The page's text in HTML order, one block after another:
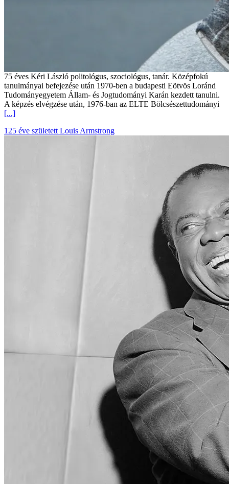
75 éves Kéri László politológus, szociológus, tanár. Középfokú
tanulmányai befejezése után 1970-ben a budapesti Eötvös Loránd
Tudományegyetem Állam- és Jogtudományi Karán kezdett tanulni.
A képzés elvégzése után, 1976-ban az ELTE Bölcsészettudományi
[...]
125 éve született Louis Armstrong